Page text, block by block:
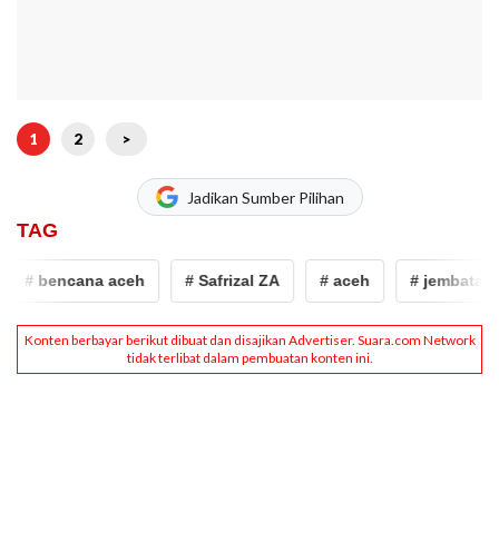
1 2 >
Jadikan Sumber Pilihan
TAG
# bencana aceh # Safrizal ZA # aceh # jembatan